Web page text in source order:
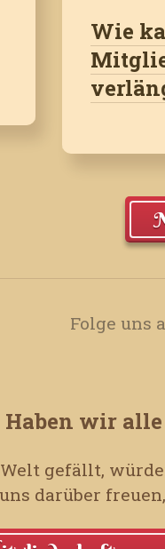
Wie
Folge uns
Haben wir
gefällt,
darüber